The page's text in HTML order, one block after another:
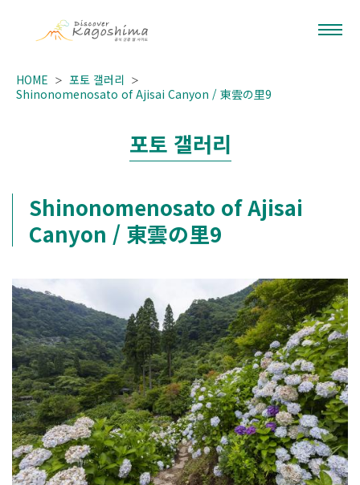
HOME
포토 갤러리
Shinonomenosato of Ajisai Canyon / 東雲の里9
포토 갤러리
Shinonomenosato of Ajisai
Canyon / 東雲の里9